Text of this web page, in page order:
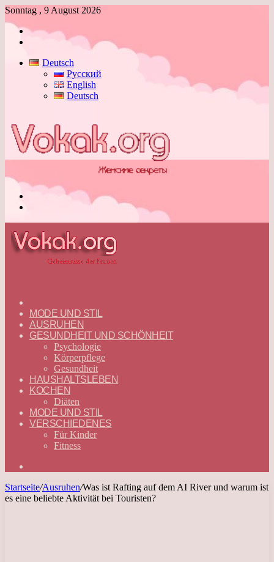
Sonntag , 9 August 2026
Anmelden
Deutsch
Русский
English
Deutsch
—
DEUTSCH
MODE UND STIL
AUSRUHEN
GESUNDHEIT UND SCHÖNHEIT
Psychologie
Körperpflege
Gesundheit
HAUSHALTSLEBEN
KOCHEN
Diäten
MODE UND STIL
VERSCHIEDENES
Für Kinder
Fitness
Startseite/Ausruhen/Was ist Rafting auf dem AI River und warum ist
es eine beliebte Aktivität bei Touristen?